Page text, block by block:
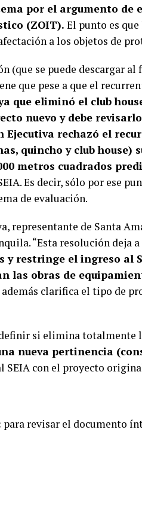
por el argumento de
(ZOIT). El punto es
a los objetos de
(que se puede descargar
que pese a que el
que eliminó el club
nuevo y debe
rechazó el
quincho y club house)
metros cuadrados
Es decir, sólo por ese
de evaluación.
representante de Santa
“Esta resolución deja
y restringe el ingreso al
las obras de
clarifica el tipo de
si elimina totalmente
nueva pertinencia
SEIA con el proyecto
para revisar el documento